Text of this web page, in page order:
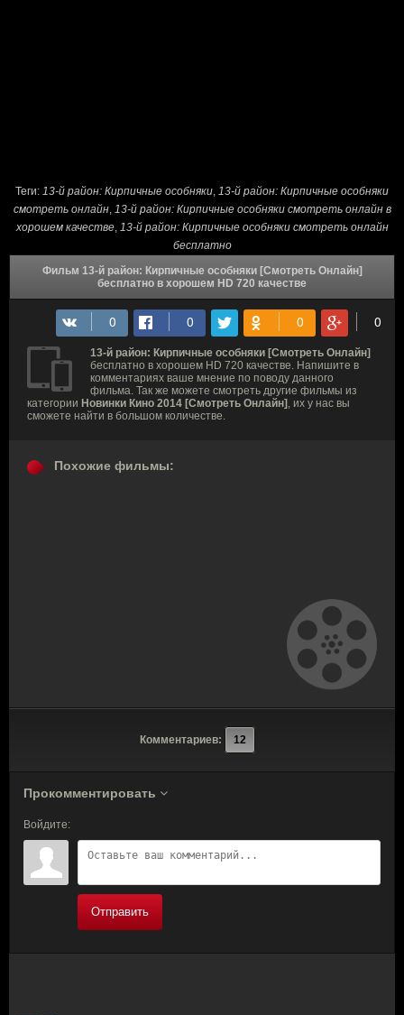
Теги: 13-й район: Кирпичные особняки 13-й район: Кирпичные особняки
смотреть онлайн, 13-й район: Кирпичные особняки смотреть онлайн в
хорошем качестве, 13-й район: Кирпичные особняки смотреть онлайн
бесплатно
Фильм 13-й район: Кирпичные особняки [Смотреть Онлайн]
бесплатно в хорошем HD 720 качестве
13-й район: Кирпичные особняки [Смотреть Онлайн]
бесплатно в хорошем HD 720 качестве. Напишите в
комментариях ваше мнение по поводу данного
фильма. Так же можете смотреть другие фильмы из
категории Новинки Кино 2014 [Смотреть Онлайн] , их у нас вы
сможете найти в большом количестве.
Похожие фильмы:
Комментариев: 12
Прокомментировать
Войдите:
Отправить